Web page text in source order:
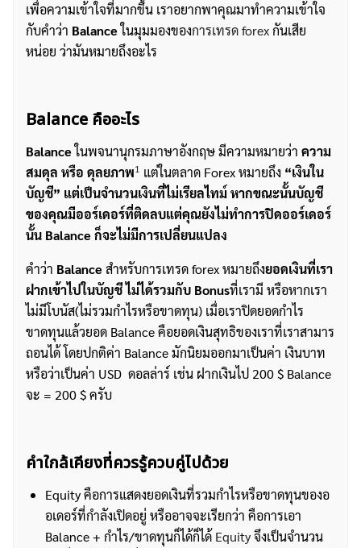
เพื่อความเข้าใจที่มากขึ้น เราอยากพาคุณมาทำความเข้าใจ
กับคำว่า Balanceในมุมมองของการเทรด forexกันเสีย
หน่อย ว่ามันหมายถึงอะไร
Balance คืออะไร
Balanceในพจนานุกรมภาษาอังกฤษ มีความหมายว่า ความ
สมดุล หรือ ดุลยภาพ1 แต่ในตลาด Forex หมายถึง “เงินใน
บัญชี” แต่เป็นจำนวนเงินที่ไม่เรียลไทม์ หากขณะนั้นบัญชี
ของคุณมีออร์เดอร์ที่ติดลบแต่คุณยังไม่ทำการปิดออร์เดอร์
นั้น Balance ก็จะไม่มีการเปลี่ยนแปลง
คำว่า Balanceสำหรับการเทรด forex หมายถึงยอดเงินที่เรา
ฝากเข้าไปในบัญชี ไม่ได้รวมกับ Bonusที่เรามี หรือหากเรา
ไม่มีโบนัส(ไม่รวมกำไรหรือขาดทุน) เมื่อเราปิดยอดกำไร
ขาดทุนแล้วยอด Balance คือยอดเงินสุทธิของเราที่เราสามาร
ถอนได้ โดยปกติค่า Balance มักนิยมออกมาเป็นค่า เงินบาท
หรือว่าเป็นค่า USD ดอลล่าร์ เช่น ฝากเงินไป 200 $ Balance
จะ = 200 $ ครับ
คำใกล้เคียงที่ควรรู้ควบคู่ไปด้วย
Equity คือการแสดงยอดเงินที่รวมกำไรหรือขาดทุนของอ
อเดอร์ที่กำลังเปิดอยู่ หรืออาจจะเรียกว่า คือการเอา
Balance + กำไร/ขาดทุนก็ได้ก็ได้ Equityจึงเป็นจำนวน